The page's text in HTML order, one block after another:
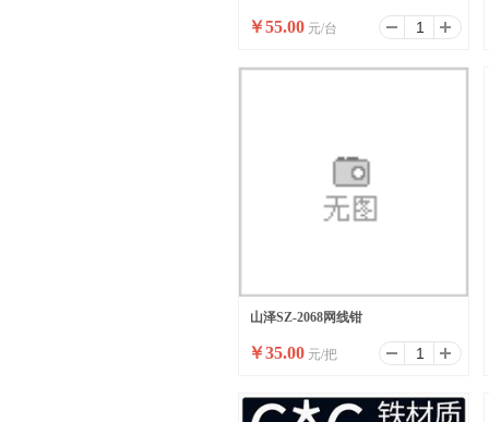
￥55.00 元/台
山泽SZ-2068网线钳
￥35.00 元/把